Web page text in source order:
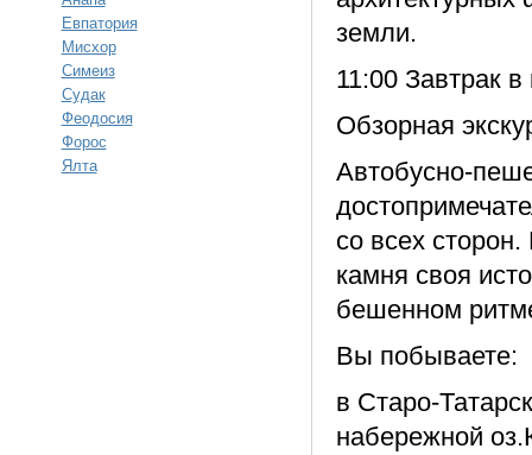
Евпатория
Мисхор
Симеиз
Судак
Феодосия
Форос
Ялта
земли.
11:00 Завтрак
Обзорная
Автобусно-
со всех
камня своя
бешенном
Вы побываете:
в Старо-
набережной